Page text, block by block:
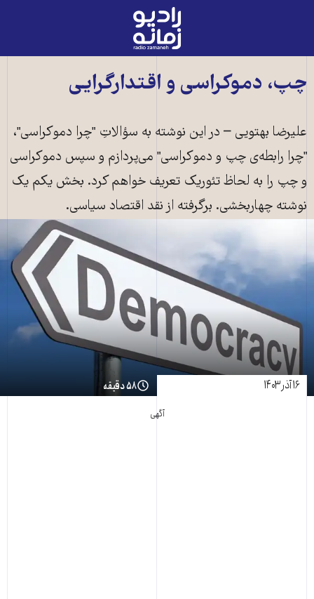
رادیو
زمانه
صفحه
چپ، دموکراسی و اقتدارگرایی
علیرضا بهتویی – در این نوشته به سؤالاتِ "چرا دموکراسی"،
"چرا رابطه‌ی چپ و دموکراسی" می‌پردازم و سپس دموکراسی
و چپ را به لحاظ تئوریک تعریف خواهم کرد. بخش یکم یک
نوشته چهاربخشی. برگرفته از نقد اقتصاد سیاسی.
۱۶ آذر ۱۴۰۳ ۵۸ دقیقه
آگهی